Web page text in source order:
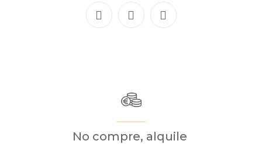
No compre, alquile